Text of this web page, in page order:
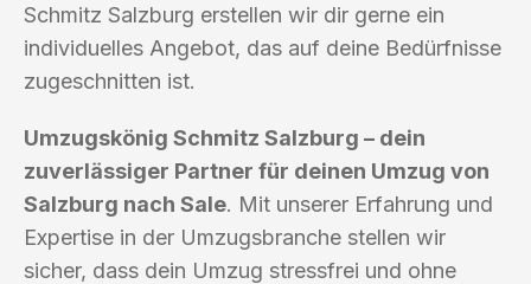
Schmitz Salzburg erstellen wir dir gerne ein
individuelles Angebot, das auf deine Bedürfnisse
zugeschnitten ist.
Umzugskönig Schmitz Salzburg – dein
zuverlässiger Partner für deinen Umzug von
Salzburg nach Sale. Mit unserer Erfahrung und
Expertise in der Umzugsbranche stellen wir
sicher, dass dein Umzug stressfrei und ohne